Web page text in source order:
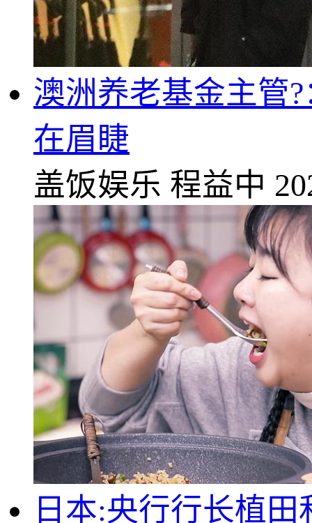
澳洲养老基金主管
在眉睫
盖饭娱乐 程益中
日本:央行行长植